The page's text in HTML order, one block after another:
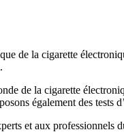
de la cigarette
de la cigarette
également des tests
et aux